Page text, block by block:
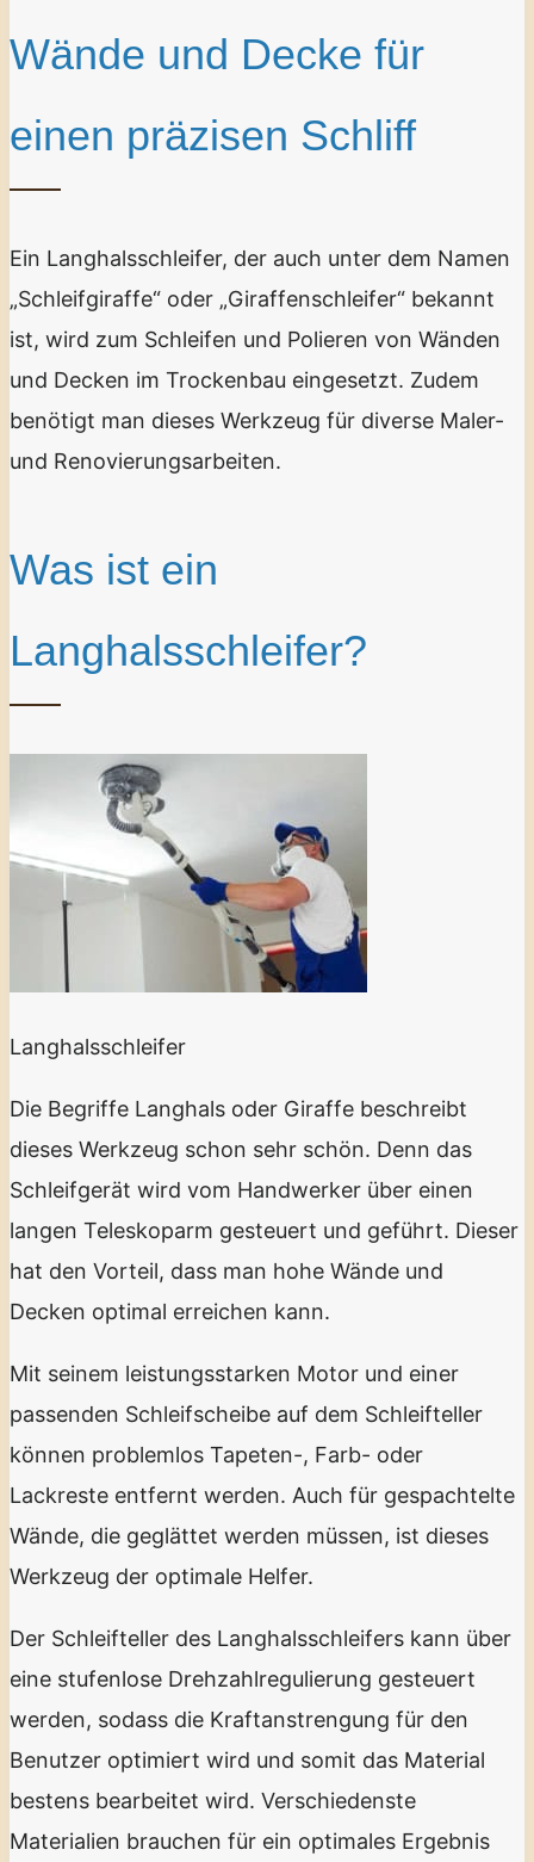
Wände und Decke für
einen präzisen Schliff
Ein Langhalsschleifer, der auch unter dem Namen
„Schleifgiraffe“ oder „Giraffenschleifer“ bekannt
ist, wird zum Schleifen und Polieren von Wänden
und Decken im Trockenbau eingesetzt. Zudem
benötigt man dieses Werkzeug für diverse Maler-
und Renovierungsarbeiten.
Was ist ein
Langhalsschleifer?
Langhalsschleifer
Die Begriffe Langhals oder Giraffe beschreibt
dieses Werkzeug schon sehr schön. Denn das
Schleifgerät wird vom Handwerker über einen
langen Teleskoparm gesteuert und geführt. Dieser
hat den Vorteil, dass man hohe Wände und
Decken optimal erreichen kann.
Mit seinem leistungsstarken Motor und einer
passenden Schleifscheibe auf dem Schleifteller
können problemlos Tapeten-, Farb- oder
Lackreste entfernt werden. Auch für gespachtelte
Wände, die geglättet werden müssen, ist dieses
Werkzeug der optimale Helfer.
Der Schleifteller des Langhalsschleifers kann über
eine stufenlose Drehzahlregulierung gesteuert
werden, sodass die Kraftanstrengung für den
Benutzer optimiert wird und somit das Material
bestens bearbeitet wird. Verschiedenste
Materialien brauchen für ein optimales Ergebnis